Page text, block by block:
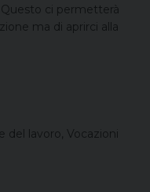
ci permetterà
ma di aprirci alla
del lavoro, Vocazioni